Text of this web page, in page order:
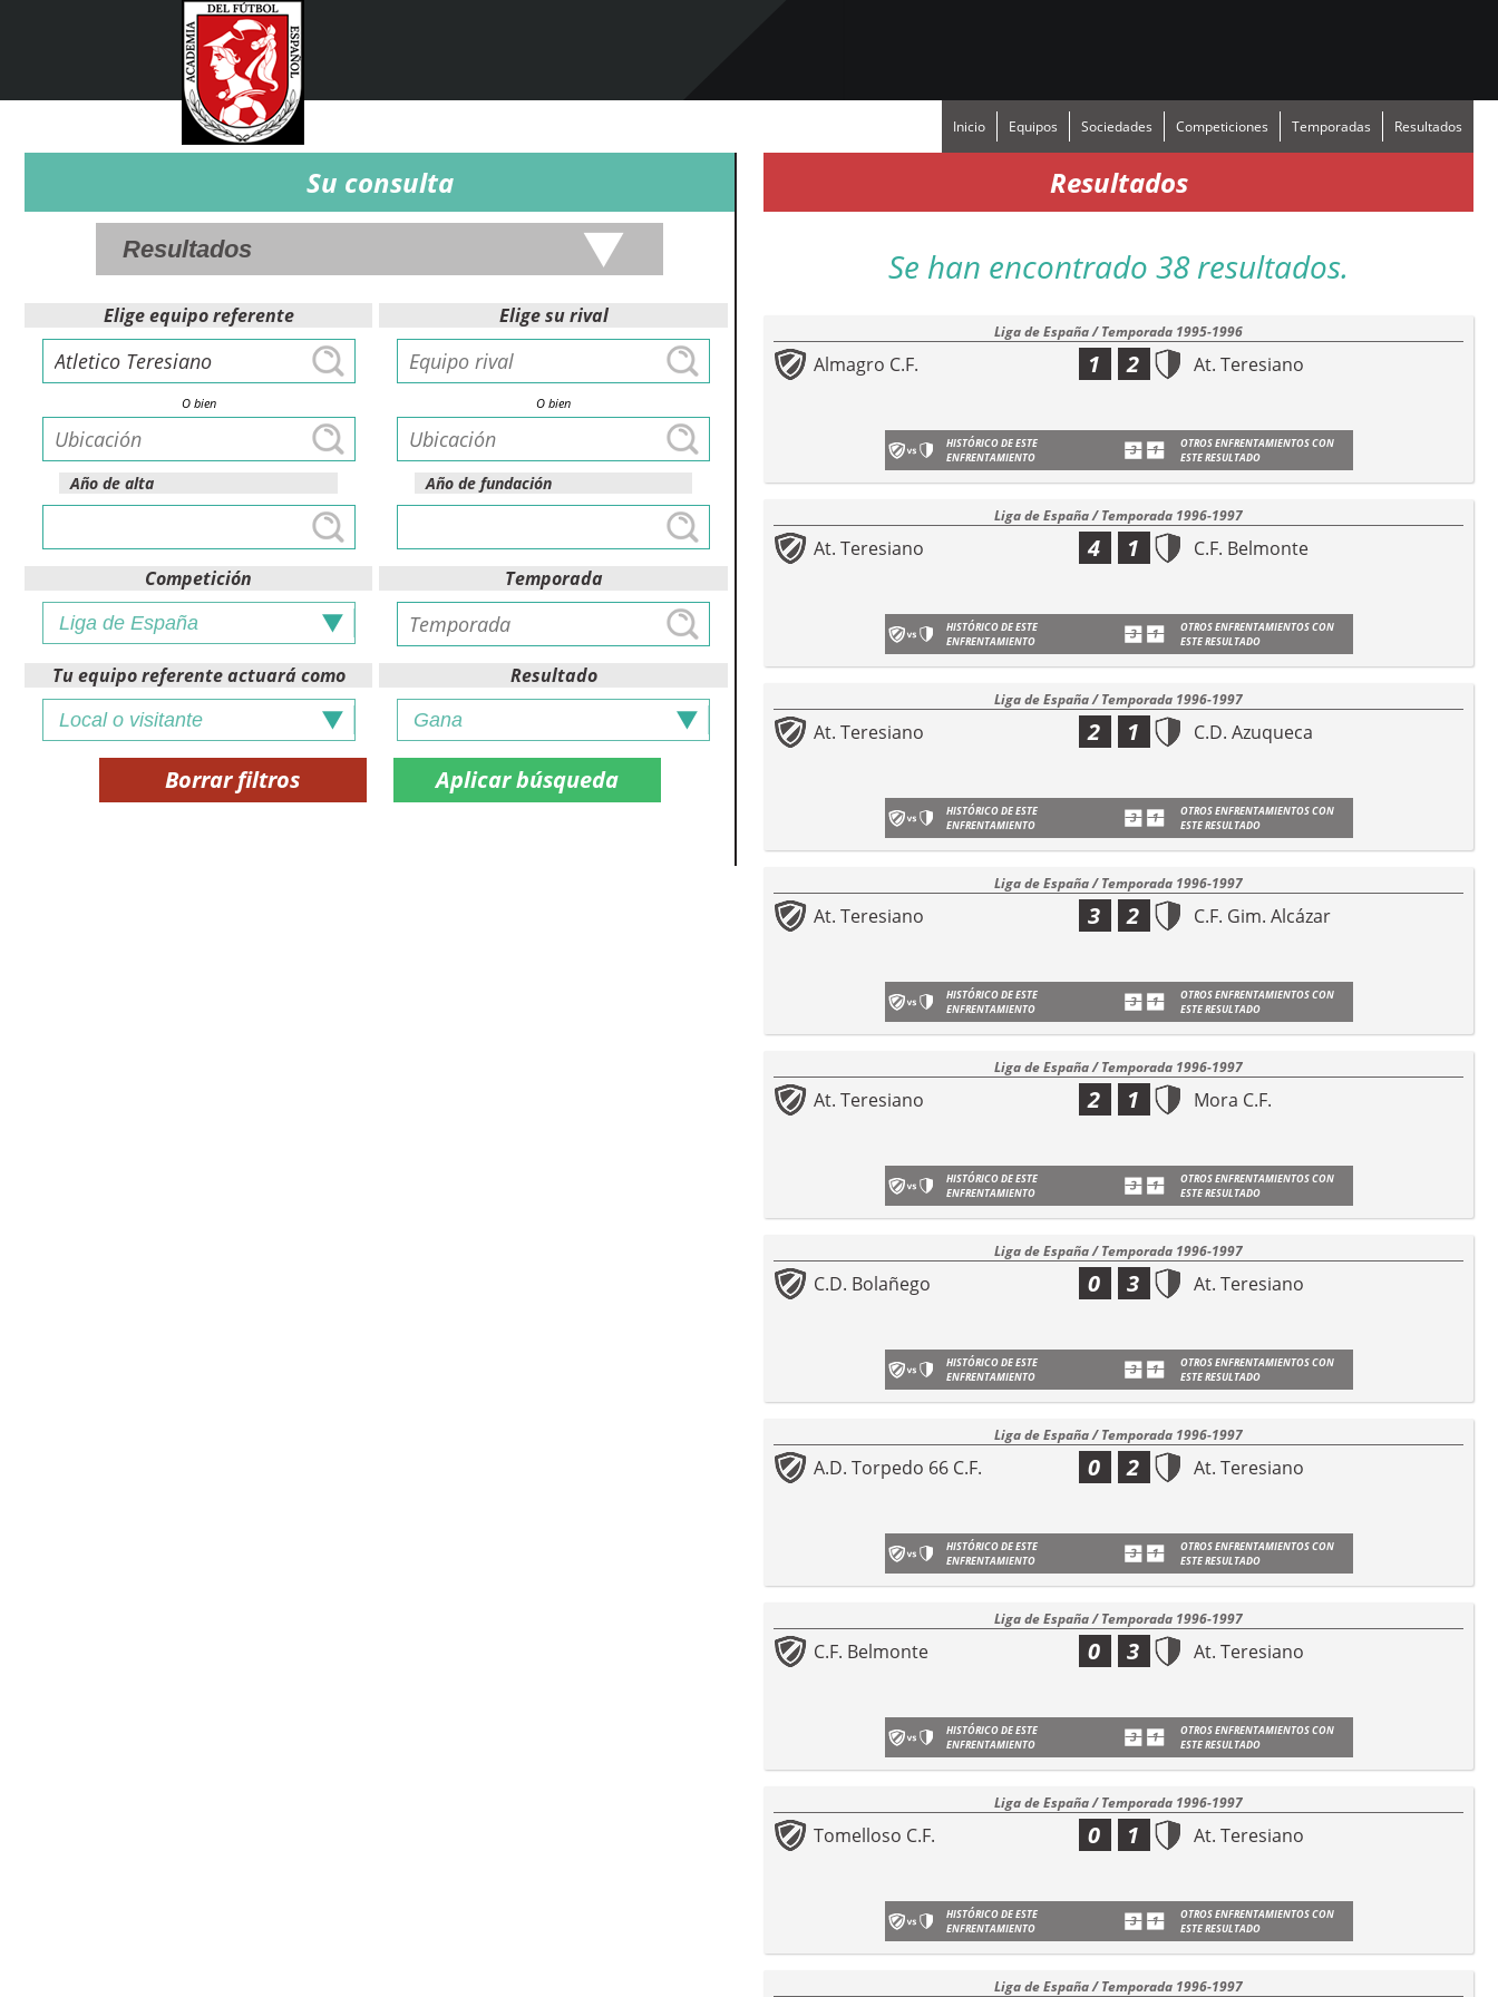
Inicio Equipos Sociedades Competiciones Temporadas Resultados
Su consulta
Elige equipo referente
O bien
Año de alta
Elige su rival
O bien
Año de fundación
Competición Temporada
Tu equipo referente actuará como Resultado
Borrar filtros
Resultados
Se han encontrado 38 resultados.
Liga de España / Temporada 1995-1996
Almagro C.F. 1 At. Teresiano
2
HISTÓRICO DE ESTE
ENFRENTAMIENTO
OTROS ENFRENTAMIENTOS CON
ESTE RESULTADO
Liga de España / Temporada 1996-1997
At. Teresiano 4 C.F. Belmonte
1
HISTÓRICO DE ESTE
ENFRENTAMIENTO
OTROS ENFRENTAMIENTOS CON
ESTE RESULTADO
Liga de España / Temporada 1996-1997
At. Teresiano 2 C.D. Azuqueca
1
HISTÓRICO DE ESTE
ENFRENTAMIENTO
OTROS ENFRENTAMIENTOS CON
ESTE RESULTADO
Liga de España / Temporada 1996-1997
At. Teresiano 3 C.F. Gim. Alcázar
2
HISTÓRICO DE ESTE
ENFRENTAMIENTO
OTROS ENFRENTAMIENTOS CON
ESTE RESULTADO
Liga de España / Temporada 1996-1997
At. Teresiano 2 Mora C.F.
1
HISTÓRICO DE ESTE
ENFRENTAMIENTO
OTROS ENFRENTAMIENTOS CON
ESTE RESULTADO
Liga de España / Temporada 1996-1997
C.D. Bolañego 0 At. Teresiano
3
HISTÓRICO DE ESTE
ENFRENTAMIENTO
OTROS ENFRENTAMIENTOS CON
ESTE RESULTADO
Liga de España / Temporada 1996-1997
A.D. Torpedo 66 C.F. 0 At. Teresiano
2
HISTÓRICO DE ESTE
ENFRENTAMIENTO
OTROS ENFRENTAMIENTOS CON
ESTE RESULTADO
Liga de España / Temporada 1996-1997
C.F. Belmonte 0 At. Teresiano
3
HISTÓRICO DE ESTE
ENFRENTAMIENTO
OTROS ENFRENTAMIENTOS CON
ESTE RESULTADO
Liga de España / Temporada 1996-1997
Tomelloso C.F. 0 At. Teresiano
1
HISTÓRICO DE ESTE
ENFRENTAMIENTO
OTROS ENFRENTAMIENTOS CON
ESTE RESULTADO
Liga de España / Temporada 1996-1997